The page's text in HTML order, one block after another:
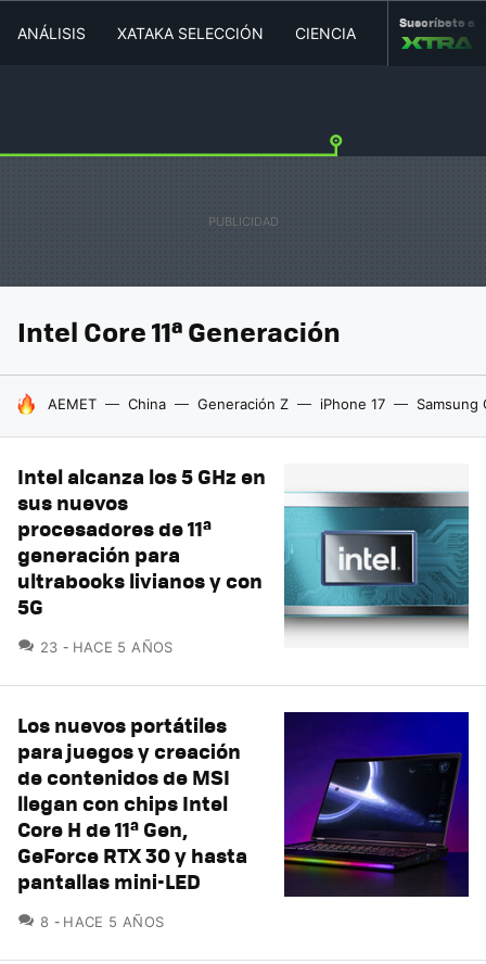
ANÁLISIS XATAKA SELECCIÓN CIENCIA MOVILIDAD
Suscríbete a
Intel Core 11ª Generación
HOY SE HABLA DE
AEMET China Generación Z iPhone 17 Samsung
Intel alcanza los 5 GHz en
sus nuevos
procesadores de 11ª
generación para
ultrabooks livianos y con
5G
23 COMENTARIOS
HACE 5 AÑOS
Los nuevos portátiles
para juegos y creación
de contenidos de MSI
llegan con chips Intel
Core H de 11ª Gen,
GeForce RTX 30 y hasta
pantallas mini-LED
8 COMENTARIOS
HACE 5 AÑOS